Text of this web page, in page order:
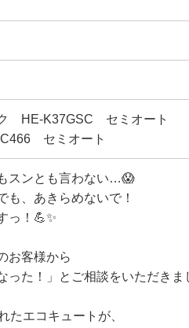
HE-K37GSC セミオート
セミオート
スンとも言わない…😱
も、あきらめないで！
っ！💪✨
お客様から
った！」とご相談をいただきま
たエコキュートが、